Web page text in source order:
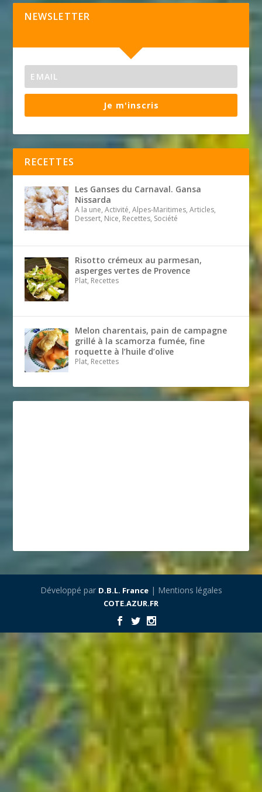
NEWSLETTER
Je m'inscris
RECETTES
Les Ganses du Carnaval. Gansa
Nissarda
A la une, Activité, Alpes-Maritimes, Articles,
Dessert, Nice, Recettes, Société
Risotto crémeux au parmesan,
asperges vertes de Provence
Plat, Recettes
Melon charentais, pain de campagne
grillé à la scamorza fumée, fine
roquette à l’huile d’olive
Plat, Recettes
Développé par D.B.L. France| Mentions légales
COTE.AZUR.FR